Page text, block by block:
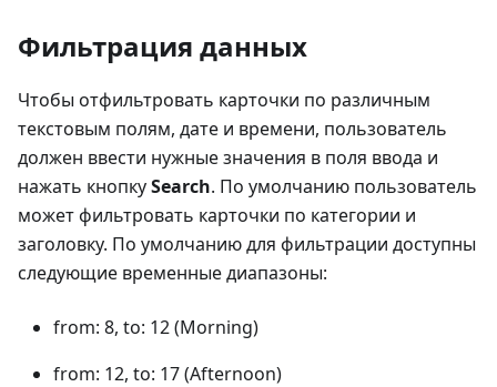
Фильтрация данных
Чтобы отфильтровать карточки по различным
текстовым полям, дате и времени, пользователь
должен ввести нужные значения в поля ввода и
нажать кнопкуSearch. По умолчанию пользователь
может фильтровать карточки по категории и
заголовку. По умолчанию для фильтрации доступны
следующие временные диапазоны:
from: 8, to: 12 (Morning)
from: 12, to: 17 (Afternoon)